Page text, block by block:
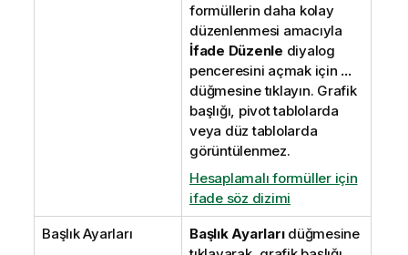
formüllerin daha kolay
düzenlenmesi amacıyla
İfade Düzenle diyalog
penceresini açmak için ...
düğmesine tıklayın. Grafik
başlığı, pivot tablolarda
veya düz tablolarda
görüntülenmez.
Hesaplamalı formüller için
ifade söz dizimi
Başlık Ayarları Başlık Ayarlarıdüğmesine